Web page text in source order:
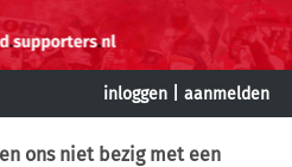
inloggen aanmelden
ons niet bezig met een